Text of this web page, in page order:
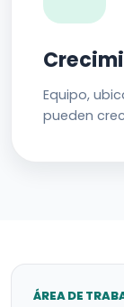
Equipo,
pueden
ÁREA DE